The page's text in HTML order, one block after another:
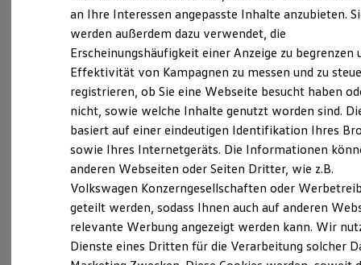
Laden unterwegs
Laden Zuhause
Ladezeitensimulator
Batterie
Sicherheit
Garantie und Lebensdauer
Nachhaltigkeit
Technologie
Kosten und Kauf
Verbrauchskosten
Kaufoptionen
E-Auto-Förderung
Software und Konnektivität
Die ID. Software 6
ID. Software Versionen und Updates
Digitale Extras
Schnittstellen zu Ihrem ID.
Probefahrt vereinbaren
Fahrzeugangebot anfordern
Servicetermin buchen
an Ihre Interessen angepasste Inhalte anzubieten.
werden außerdem dazu verwendet, die
Erscheinungshäufigkeit einer Anzeige zu begrenzen
Effektivität von Kampagnen zu messen und zu
registrieren, ob Sie eine Webseite besucht haben
nicht, sowie welche Inhalte genutzt worden sind.
basiert auf einer eindeutigen Identifikation Ihres
sowie Ihres Internetgeräts. Die Informationen
anderen Webseiten oder Seiten Dritter, wie z.B.
Volkswagen Konzerngesellschaften oder
geteilt werden, sodass Ihnen auch auf anderen
relevante Werbung angezeigt werden kann. Wir
Dienste eines Dritten für die Verarbeitung solcher